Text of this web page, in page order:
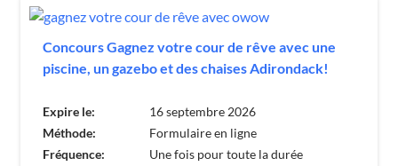
Concours Gagnez votre cour de rêve avec une
piscine, un gazebo et des chaises Adirondack!
Expire le:
16 septembre 2026
Méthode:
Formulaire en ligne
Fréquence:
Une fois pour toute la durée